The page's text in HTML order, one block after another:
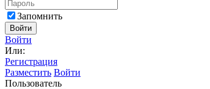
Запомнить
Войти
Войти
Или:
Регистрация
Разместить Войти
Пользователь